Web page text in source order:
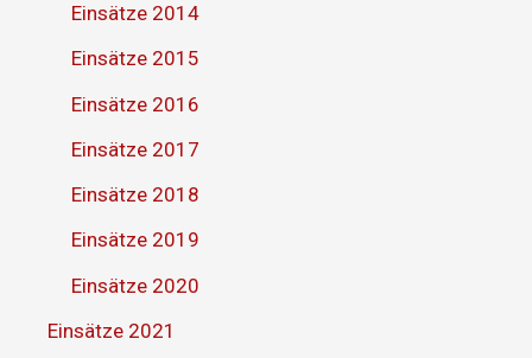
Einsätze 2014
Einsätze 2015
Einsätze 2016
Einsätze 2017
Einsätze 2018
Einsätze 2019
Einsätze 2020
Einsätze 2021